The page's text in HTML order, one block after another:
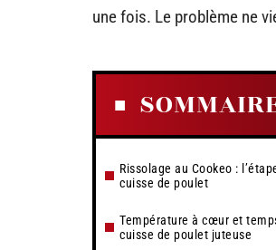
une fois. Le problème ne
Rissolage au Cookeo :
cuisse de poulet
Température à cœur et
cuisse de poulet juteuse